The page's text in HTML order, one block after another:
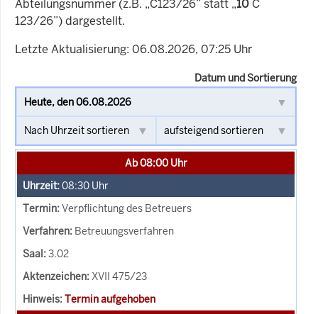
Abteilungsnummer (z.B. „C123/26” statt „10 C
123/26”) dargestellt.
Letzte Aktualisierung: 06.08.2026, 07:25 Uhr
Datum und Sortierung
Ab 08:00 Uhr
08:30 Uhr
Verpflichtung des Betreuers
Betreuungsverfahren
3.02
XVII 475/23
Termin aufgehoben